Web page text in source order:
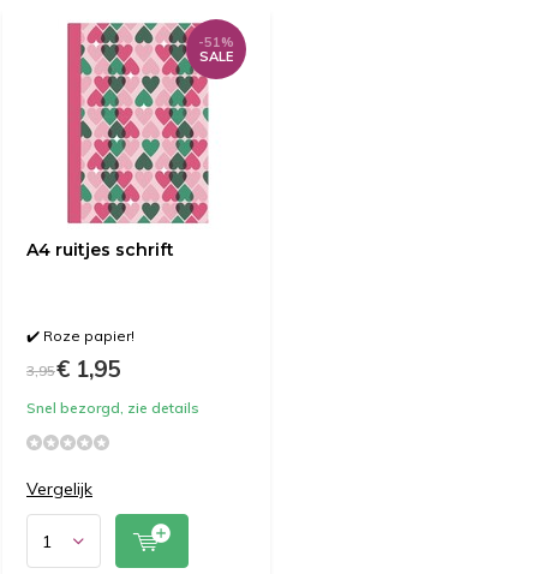
A4 ruitjes schrift
-51%
SALE
✔️ Roze papier!
3,95€ 1,95
Snel bezorgd, zie details
Vergelijk